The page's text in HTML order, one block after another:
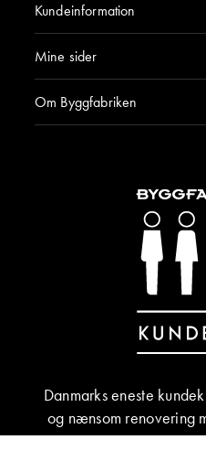
Kundeinformation
Mine sider
Om Byggfabriken
Danmarks eneste
og nænsom renovering